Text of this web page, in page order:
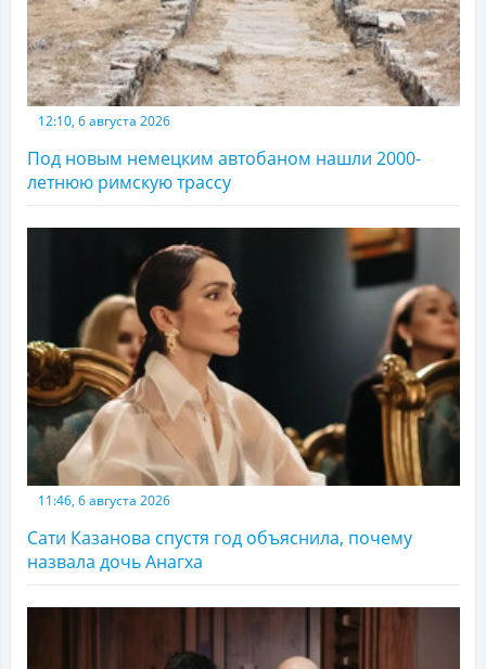
12:10, 6 августа 2026
Под новым немецким автобаном нашли 2000-
летнюю римскую трассу
11:46, 6 августа 2026
Сати Казанова спустя год объяснила, почему
назвала дочь Анагха